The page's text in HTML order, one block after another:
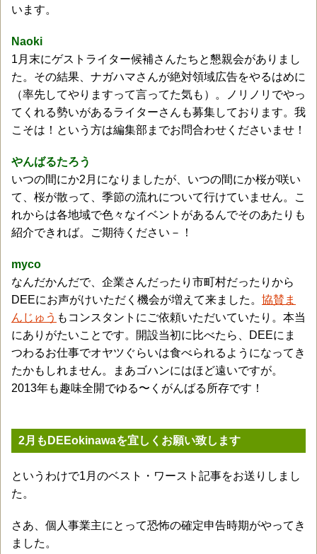
います。
Naoki
1月末にゲストライター候補さんたちと懇親会がありまし
た。その結果、ナガハマさんが絶対領域広告をやるはめに
（率先してやりますって言ってた気も）。ノリノリでやっ
てくれる勢いがあるライターさんも募集しております。我
こそは！という方は編集部までお問合わせくださいませ！
やんばるたろう
いつの間にか2月になりましたが、いつの間にか桜が咲い
て、桜が散って、季節の流れについて行けていません。こ
れからは各地域で色々なイベントがあるんでそのあたりも
紹介できれば。ご期待ください－！
myco
なんだかんだで、企業さんだったり市町村だったりから
DEEにお声がけいただく機会が増えて来ました。 協賛ま
んじゅう もコンスタントにご依頼いただいていたり。本当
にありがたいことです。開設当初に比べたら、DEEにま
つわるお仕事でオヤツぐらいは食べられるようになってき
たかもしれません。まあゴハンにはほど遠いですが。
2013年も趣味全開でゆる〜くがんばる所存です！
2月もDEEokinawaを宜しくお願い致します
というわけで1月のベスト・ワースト記事をお送りしまし
た。
さあ、個人事業主にとって恐怖の確定申告時期がやってき
ました。